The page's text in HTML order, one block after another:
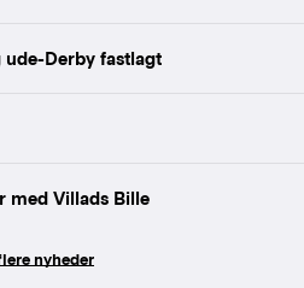
ude-Derby fastlagt
med Villads Bille
nyheder